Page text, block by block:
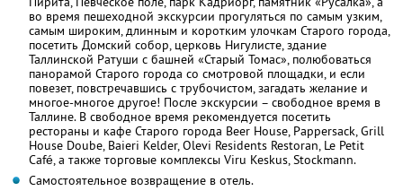
во время пешеходной экскурсии прогуляться по самым узким,
самым широким, длинным и коротким улочкам Старого города,
посетить Домский собор, церковь Нигулисте, здание
Таллинской Ратуши с башней «Старый Томас», полюбоваться
панорамой Старого города со смотровой площадки, и если
повезет, повстречавшись с трубочистом, загадать желание и
многое-многое другое! После экскурсии – свободное время в
Таллине. В свободное время рекомендуется посетить
рестораны и кафе Старого города Beer House, Pappersack, Grill
House Doube, Baieri Kelder, Olevi Residents Restoran, Le Petit
Café, а также торговые комплексы Viru Keskus, Stockmann.
Самостоятельное возвращение в отель.